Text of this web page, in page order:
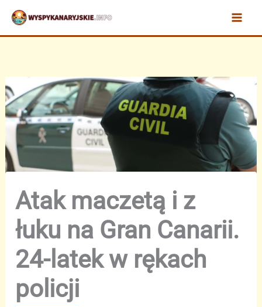
Przejdź
treści
Atak maczetą i z
łuku na Gran Canarii.
24-latek w rękach
policji